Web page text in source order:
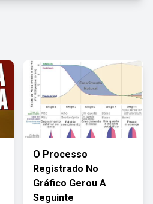
O Processo
Registrado No
Gráfico Gerou A
Seguinte